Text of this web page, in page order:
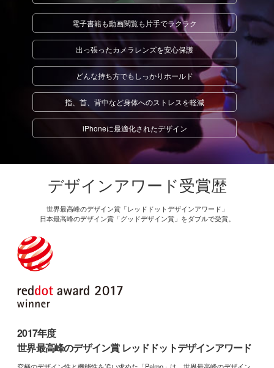
電子書籍も動画閲覧も 片手でラクラク
出っ張ったカメラレンズを安心保護
どんな持ち方でも しっかりホールド
指、首、背中など身体へのストレスを軽減
iPhoneに最適化されたデザイン
デザインアワード受賞歴
世界最高峰のデザイン賞「レッドドットデザインアワード」
日本最高峰のデザイン賞「グッドデザイン賞」をダブルで受賞。
2017年度
世界最高峰のデザイン賞 レッドドットデザインアワード